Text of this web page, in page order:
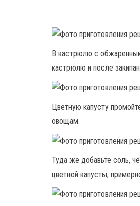
В кастрюлю с
кастрюлю и после
Цветную капусту
овощам.
Туда же добавьте соль,
цветной капусты,